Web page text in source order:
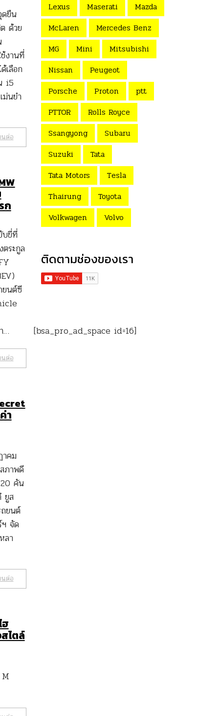
ยืน
ด้วย
งานที่
เลือก
i5
นยำ
นต่อ
ก
บขี่ที่
ระกูล
ยนต์ซี
…
นต่อ
า
คม
ภาพดี
20 คัน
ยูส
ยนต์
ฯ จัด
ลา
นต่อ
ไตล์
Lexus
Maserati
Mazda
McLaren
Mercedes Benz
MG
Mini
Mitsubishi
Nissan
Peugeot
Porsche
Proton
ptt
PTTOR
Rolls Royce
Ssangyong
Subaru
Suzuki
Tata
Tata Motors
Tesla
Thairung
Toyota
Volkwagen
Volvo
ติดตามช่องของเรา
[bsa_pro_ad_space id=16]